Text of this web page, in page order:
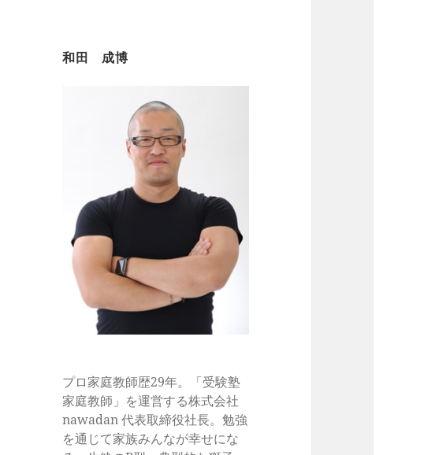
和田 成博
プロ家庭教師歴29年。「受験塾
家庭教師」を運営する株式会社
nawadan 代表取締役社長。勉強
を通じて家族みんなが幸せにな